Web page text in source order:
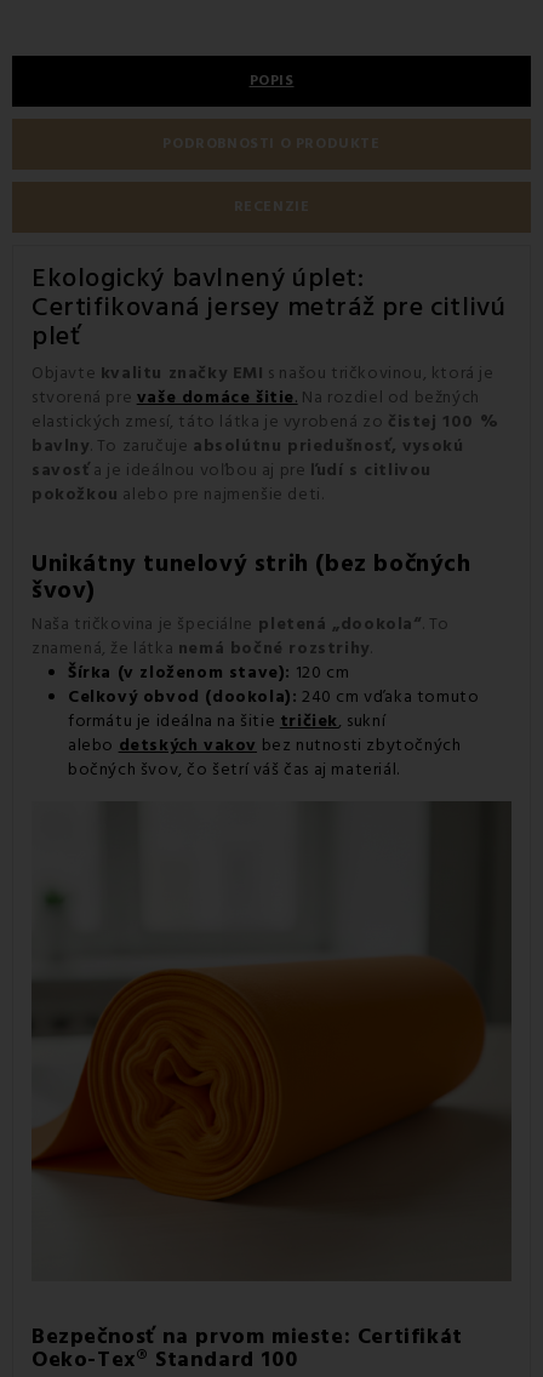
POPIS
PODROBNOSTI O PRODUKTE
RECENZIE
Ekologický bavlnený úplet:
Certifikovaná jersey metráž pre citlivú
pleť
Objavte kvalitu značky EMI s našou tričkovinou, ktorá je
stvorená pre vaše domáce šitie. Na rozdiel od bežných
elastických zmesí, táto látka je vyrobená zo čistej 100 %
bavlny. To zaručuje absolútnu priedušnosť, vysokú
savosťa je ideálnou voľbou aj pre ľudí s citlivou
pokožkou alebo pre najmenšie deti.
Unikátny tunelový strih (bez bočných
švov)
Naša tričkovina je špeciálne pletená „dookola“. To
znamená, že látka nemá bočné rozstrihy.
Šírka (v zloženom stave): 120 cm
Celkový obvod (dookola): 240 cm vďaka tomuto
formátu je ideálna na šitie tričiek, sukní
alebo detských vakov bez nutnosti zbytočných
bočných švov, čo šetrí váš čas aj materiál.
Bezpečnosť na prvom mieste: Certifikát
Oeko-Tex® Standard 100